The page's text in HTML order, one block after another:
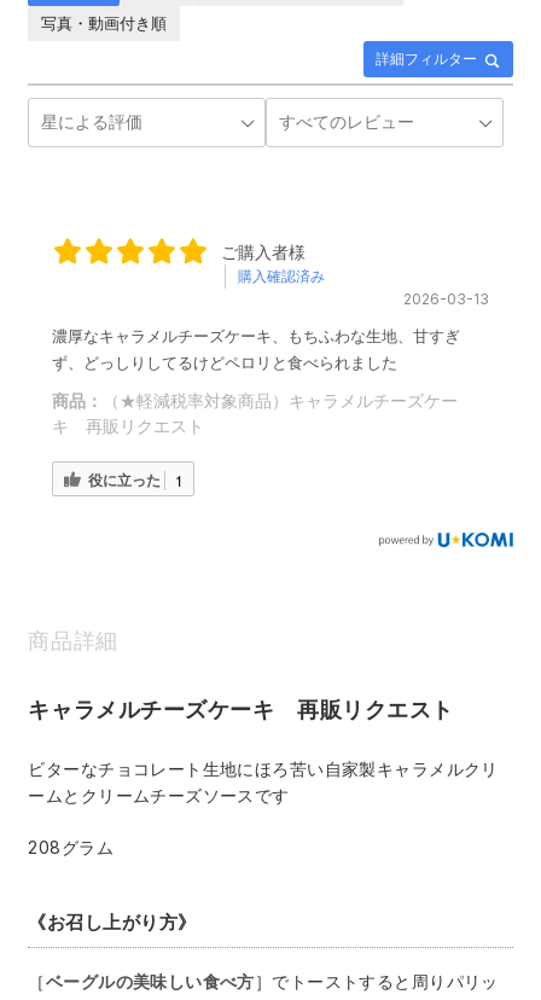
詳細フィルター
写真・動画付き順
ご購入者様
購入確認済み
2026-03-13
濃厚なキャラメルチーズケーキ、もちふわな生地、甘すぎ
ず、どっしりしてるけどペロリと食べられました
商品：
（★軽減税率対象商品）キャラメルチーズケー
キ 再販リクエスト
役に立った 1
商品詳細
キャラメルチーズケーキ 再販リクエスト
ビターなチョコレート生地にほろ苦い自家製キャラメルクリ
ームとクリームチーズソースです
208グラム
《お召し上がり方》
［ベーグルの美味しい食べ方］でトーストすると周りパリッ